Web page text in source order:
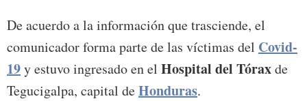
De acuerdo a la información que trasciende, el
comunicador forma parte de las víctimas del Covid-
19y estuvo ingresado en el Hospital del Tóraxde
Tegucigalpa, capital deHonduras.